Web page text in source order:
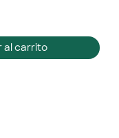
al carrito